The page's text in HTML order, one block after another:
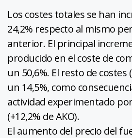
Los costes totales se han
24,2% respecto al mismo
anterior. El principal
producido en el coste de
un 50,6%. El resto de
un 14,5%, como
actividad experimentado
(+12,2% de AKO).
El aumento del precio del